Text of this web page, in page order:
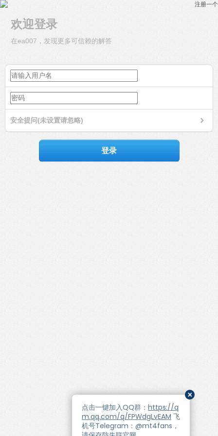
注册一个
欢迎登录
在ea007，发现更多可信赖的解答
安全提问(未设置请忽略)
登录